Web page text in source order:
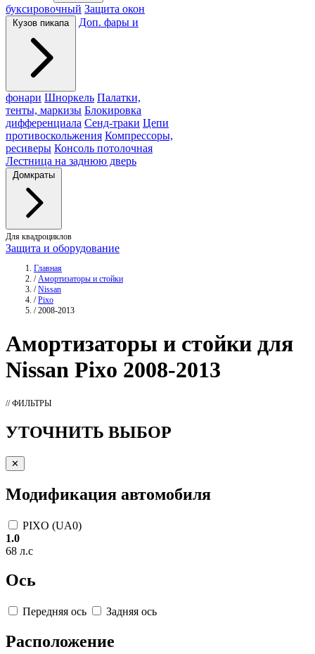
буксировочный Защита окон
Кузов пикапа Доп. фары и
фонари Шноркель Палатки,
тенты, маркизы Блокировка
дифференциала Сенд-траки Цепи
противоскольжения Компрессоры,
ресиверы Консоль потолочная
Лестница на заднюю дверь
Домкраты
Для квадроциклов
Защита и оборудование
Главная
/ Амортизаторы и стойки
/ Nissan
/ Pixo
/ 2008-2013
Амортизаторы и стойки для
Nissan Pixo 2008-2013
// ФИЛЬТРЫ
УТОЧНИТЬ ВЫБОР
✕
Модификация автомобиля
PIXO (UA0)
1.0
68 л.с
Ось
Передняя ось Задняя ось
Расположение